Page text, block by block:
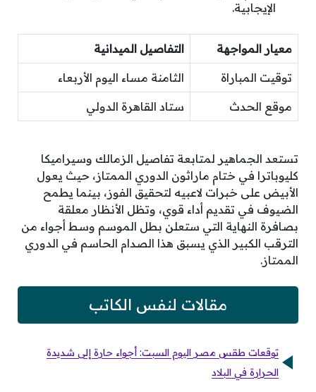
الإيجابية.
معيار المواجهة التفاصيل الميدانية
توقيت المباراة الثامنة مساء اليوم الأربعاء
موقع الحدث ستاد القاهرة الدولي
تستعد الجماهير لمتابعة تفاصيل الزمالك وسيراميكا
كليوباترا في ختام ماراثون الدوري الممتاز، حيث يعول
الأبيض على خبرات لاعبيه لتحقيق الفوز، بينما يطمح
الضيوف في تقديم أداء قوي، وتظل الأنظار معلقة
بصافرة النهاية التي ستعلن بطل الموسم وسط أجواء من
الترقب الكبير الذي يسبق هذا الصدام الحاسم في الدوري
الممتاز.
مقالات لنفس الكاتب
توقعات طقس مصر اليوم السبت: أجواء حارة إلى شديدة
الحرارة في البلاد